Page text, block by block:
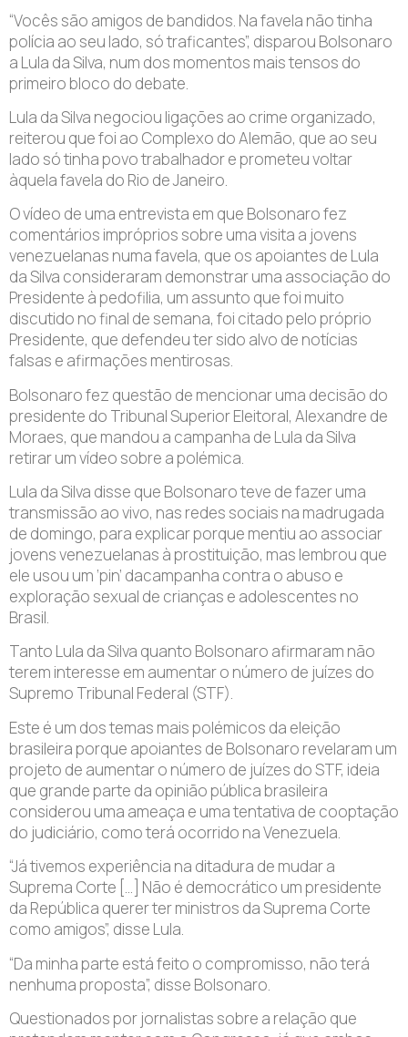
“Vocês são amigos de bandidos. Na favela não tinha
polícia ao seu lado, só traficantes”, disparou Bolsonaro
a Lula da Silva, num dos momentos mais tensos do
primeiro bloco do debate.
Lula da Silva negociou ligações ao crime organizado,
reiterou que foi ao Complexo do Alemão, que ao seu
lado só tinha povo trabalhador e prometeu voltar
àquela favela do Rio de Janeiro.
O vídeo de uma entrevista em que Bolsonaro fez
comentários impróprios sobre uma visita a jovens
venezuelanas numa favela, que os apoiantes de Lula
da Silva consideraram demonstrar uma associação do
Presidente à pedofilia, um assunto que foi muito
discutido no final de semana, foi citado pelo próprio
Presidente, que defendeu ter sido alvo de notícias
falsas e afirmações mentirosas.
Bolsonaro fez questão de mencionar uma decisão do
presidente do Tribunal Superior Eleitoral, Alexandre de
Moraes, que mandou a campanha de Lula da Silva
retirar um vídeo sobre a polémica.
Lula da Silva disse que Bolsonaro teve de fazer uma
transmissão ao vivo, nas redes sociais na madrugada
de domingo, para explicar porque mentiu ao associar
jovens venezuelanas à prostituição, mas lembrou que
ele usou um ‘pin’ dacampanha contra o abuso e
exploração sexual de crianças e adolescentes no
Brasil.
Tanto Lula da Silva quanto Bolsonaro afirmaram não
terem interesse em aumentar o número de juízes do
Supremo Tribunal Federal (STF).
Este é um dos temas mais polémicos da eleição
brasileira porque apoiantes de Bolsonaro revelaram um
projeto de aumentar o número de juízes do STF, ideia
que grande parte da opinião pública brasileira
considerou uma ameaça e uma tentativa de cooptação
do judiciário, como terá ocorrido na Venezuela.
“Já tivemos experiência na ditadura de mudar a
Suprema Corte […] Não é democrático um presidente
da República querer ter ministros da Suprema Corte
como amigos”, disse Lula.
“Da minha parte está feito o compromisso, não terá
nenhuma proposta”, disse Bolsonaro.
Questionados por jornalistas sobre a relação que